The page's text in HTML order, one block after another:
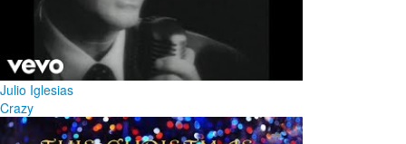
Julio Iglesias
Crazy